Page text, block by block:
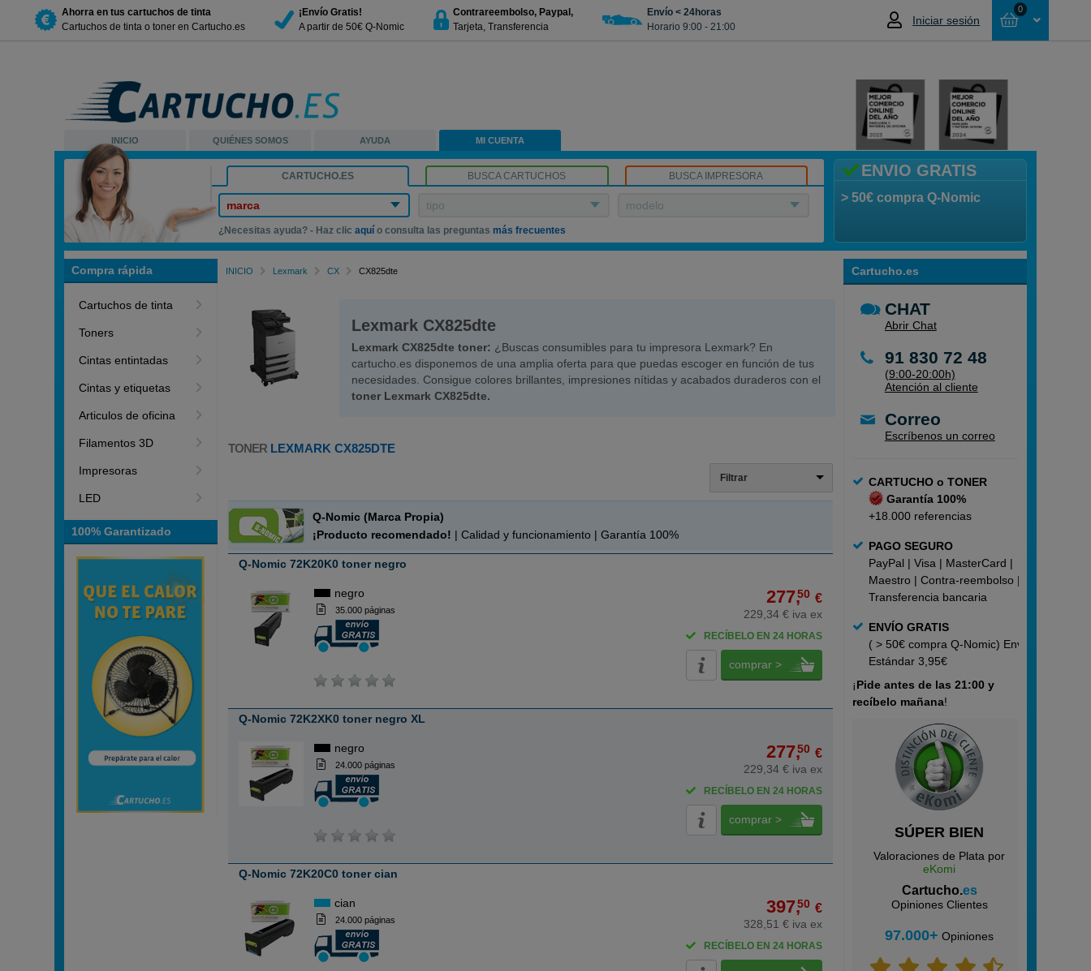
Ahorra en tus cartuchos de tinta
Cartuchos de tinta o toner en Cartucho.es
¡Envío Gratis!
A partir de 50€ Q-Nomic
Contrareembolso, Paypal,
Tarjeta, Transferencia
Envío < 24horas
Horario 9:00 - 21:00
Iniciar sesión
0
NO HAS SELECCIONADO NINGÚN
INICIO QUIÉNES SOMOS AYUDA MI CUENTA
ENVIO GRATIS
> 50€ compra Q-Nomic
CARTUCHO.ES BUSCA CARTUCHOS BUSCA IMPRESORA
marca tipo modelo
¿Necesitas ayuda? - Haz clicaquí o consulta las preguntas más frecuentes
Compra rápida
Cartuchos de tinta
Toners
Cintas entintadas
Cintas y etiquetas
Articulos de oficina
Filamentos 3D
Impresoras
LED
100% Garantizado
Cartucho.es
CHAT
Abrir Chat
91 830 72 48
(9:00-20:00h)
Atención al cliente
Correo
Escríbenos un correo
CARTUCHO o TONER
Garantía 100%
+18.000 referencias
PAGO SEGURO
PayPal | Visa | MasterCard |
Maestro | Contra-reembolso |
Transferencia bancaria
ENVÍO GRATIS
( > 50€ compra Q-Nomic) Envío
Estándar 3,95€
¡Pide antes de las 21:00 y
recíbelo mañana!
SÚPER BIEN
Valoraciones de Plata por
eKomi
Cartucho.es
Opiniones Clientes
97.000+ Opiniones
INICIO Lexmark CX CX825dte
Lexmark CX825dte
Lexmark CX825dte toner: ¿Buscas consumibles para tu impresora Lexmark? En
cartucho.es disponemos de una amplia oferta para que puedas escoger en función de tus
necesidades. Consigue colores brillantes, impresiones nítidas y acabados duraderos con el
toner Lexmark CX825dte.
TONER LEXMARK CX825DTE
Filtrar
Q-Nomic (Marca Propia)
¡Producto recomendado! | Calidad y funcionamiento | Garantía 100%
Q-Nomic 72K20K0 toner negro
negro
35.000 páginas
277,50 €
229,34 € iva ex
RECÍBELO EN 24 HORAS
comprar >
Q-Nomic 72K2XK0 toner negro XL
negro
24.000 páginas
277,50 €
229,34 € iva ex
RECÍBELO EN 24 HORAS
comprar >
Q-Nomic 72K20C0 toner cian
cian
24.000 páginas
397,50 €
328,51 € iva ex
RECÍBELO EN 24 HORAS